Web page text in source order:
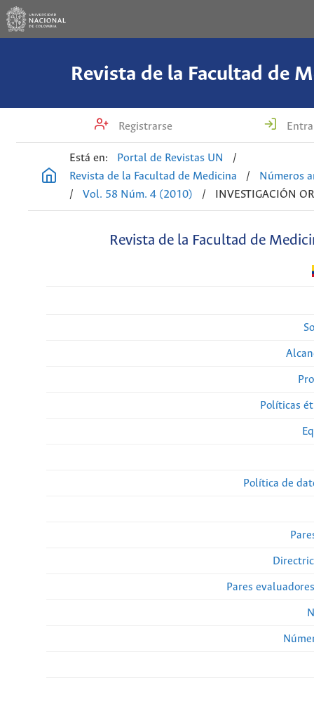
Revista de la Facultad de
Registrarse
Está en: Portal de Revistas UN
/
Revista de la Facultad de Medicina
/
Números
/
Vol. 58 Núm. 4 (2010) / INVESTIGACIÓN
Revista de la Facultad de
Políticas
Política de
Pares